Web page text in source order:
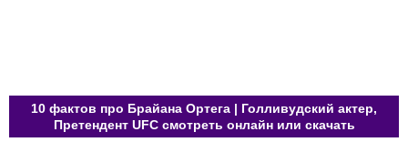
10 фактов про Брайана Ортега | Голливудский актер,
Претендент UFC смотреть онлайн или скачать